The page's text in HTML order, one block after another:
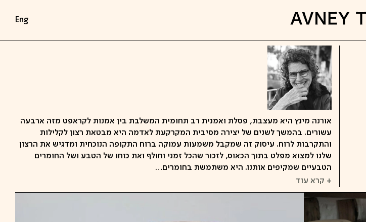
Eng
אורנה מינץ היא מעצבת, פסלת ואמנית רב תחומית המשלבת בין אמנות לקראפט מזה ארבעה
עשורים. בהמשך לשנים של יצירה מסיבית המקרקעת לאדמה היא מבטאת רצון לקלילות
והתקרבות לרוח. עיסוק זה שמקבל משמעות עמוקה ברוח התקופה הנוכחית ומדגיש את הרצון
שלנו למצוא מפלט בתוך הכאוס, לזכור שהכל זמני וחולף ואת כוחו של הטבע ושל החומרים
הטבעיים שמקיפים אותנו. היא משתמשת בחומרים…
+ קרא עוד